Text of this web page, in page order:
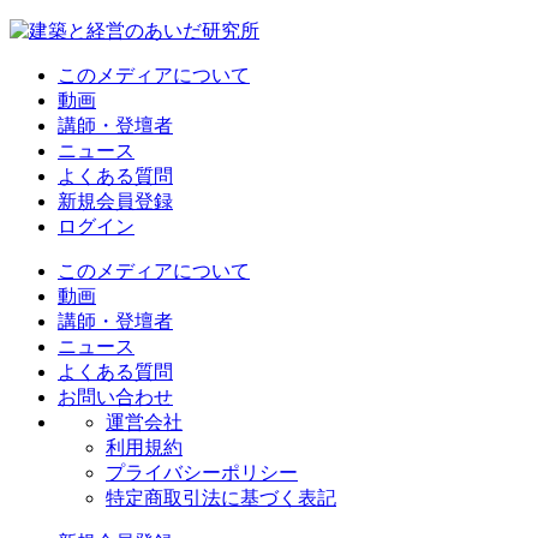
このメディアについて
動画
講師・登壇者
ニュース
よくある質問
新規会員登録
ログイン
このメディアについて
動画
講師・登壇者
ニュース
よくある質問
お問い合わせ
運営会社
利用規約
プライバシーポリシー
特定商取引法に基づく表記